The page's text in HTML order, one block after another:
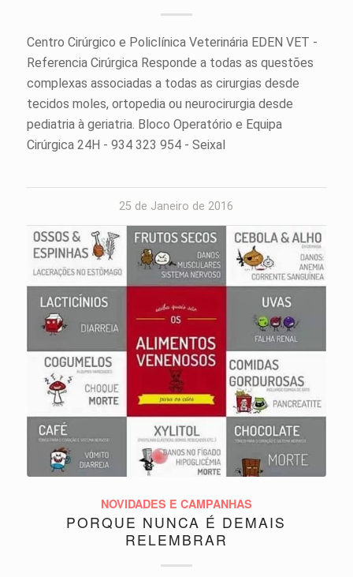
Centro Cirúrgico e Policlínica Veterinária EDEN VET -
Referencia Cirúrgica Responde a todas as questões
complexas associadas a todas as cirurgias desde
tecidos moles, ortopedia ou neurocirurgia desde
pediatria à geriatria. Bloco Operatório e Equipa
Cirúrgica 24H - 934 323 954 - Seixal
25 de Janeiro de 2016
NOVIDADES E CAMPANHAS
PORQUE NUNCA É DEMAIS
RELEMBRAR